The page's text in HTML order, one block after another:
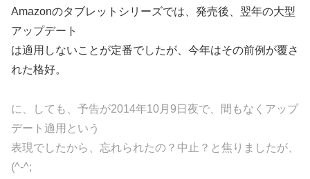
Amazonのタブレットシリーズでは、発売後、翌年の大型
アップデート
は適用しないことが定番でしたが、今年はその前例が覆さ
れた格好。
に、しても、予告が2014年10月9日夜で、間もなくアップ
デート適用という
表現でしたから、忘れられたの？中止？と焦りましたが、
(^-^;